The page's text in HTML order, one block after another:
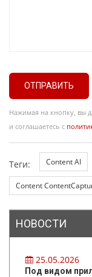
ОТПРАВИТЬ
Нажимая на кнопку, вы
и соглашаетесь с
Теги: Content AI
Content
НОВОСТИ
25.05.2026
Под видом